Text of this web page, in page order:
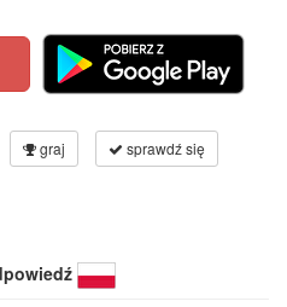
graj sprawdź się